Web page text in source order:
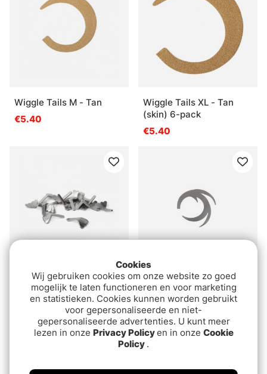
Wiggle Tails M - Tan
€5.40
Wiggle Tails XL - Tan
(skin) 6-pack
€5.40
Fish-Skull Shrimp & Cray
Tail - Silver L
Dragon Tail Svans
Medium 6-pack Gray
€5.40
Cookies
Wij gebruiken cookies om onze website zo goed
mogelijk te laten functioneren en voor marketing
en statistieken. Cookies kunnen worden gebruikt
voor gepersonaliseerde en niet-
gepersonaliseerde advertenties. U kunt meer
lezen in onze Privacy Policyen in onze Cookie
Policy .